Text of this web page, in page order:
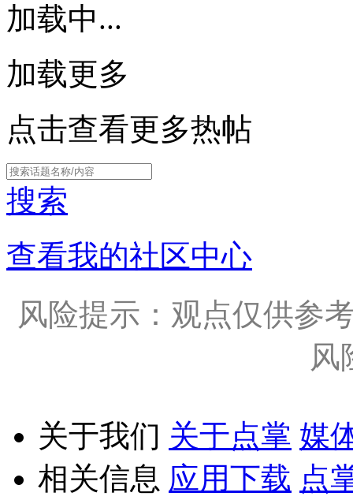
加载中...
加载更多
点击查看更多热帖
搜索
查看我的社区中心
风险提示：观点仅供参
风
关于我们 关于点掌 媒
相关信息 应用下载 点